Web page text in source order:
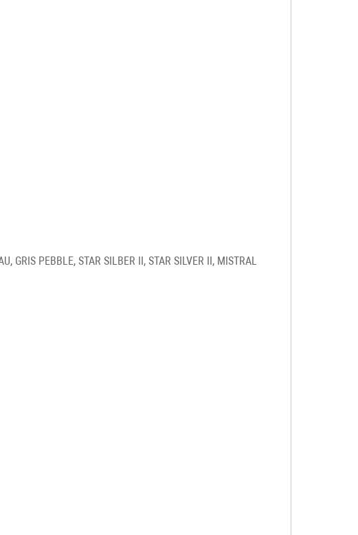
GRIS PEBBLE, STAR SILBER II, STAR SILVER II, MISTRAL